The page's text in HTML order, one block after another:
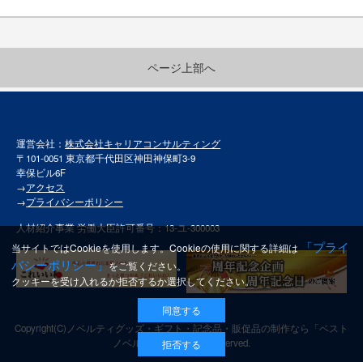
ページ上部へ
運営会社：株式会社キャリアコンサルティング
〒101-0051 東京都千代田区神田神保町3-9
幸保ビル6F
→アクセス
→プライバシーポリシー
人材紹介事業 労働大臣許可番号：13-ユ-300003
Copyright(C) ノベルティグッズ・ギフト・記念品・販促品の制作なら「ベスト
ノベルティ」All rights reserved.
当サイトではCookieを使用します。Cookieの使用に関する詳細は「プライ
バシーポリシー」をご覧ください。
クッキーを受け入れるか拒否するか選択してください。
同意する
拒否する